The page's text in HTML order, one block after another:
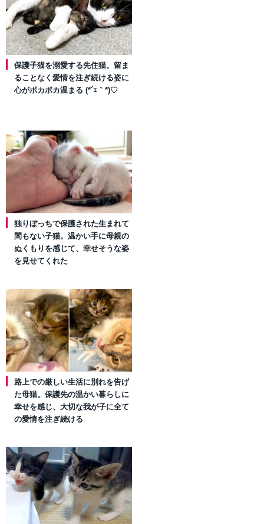
保護子猫を溺愛する先住猫。留ま
ることなく愛情を注ぎ続ける姿に
心がポカポカ温まる (*´ｪ｀*)♡
独りぼっちで保護された生まれて
間もない子猫。温かい手に母親の
ぬくもりを感じて、幸せそうな姿
を見せてくれた
路上での厳しい生活に別れを告げ
た母猫。保護先の温かい暮らしに
幸せを感じ、大切な我が子に全て
の愛情を注ぎ続ける